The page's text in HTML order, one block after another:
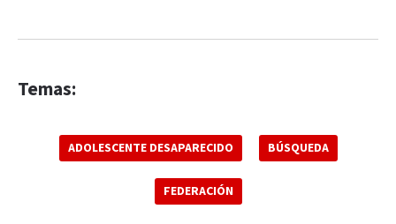
Temas:
ADOLESCENTE DESAPARECIDO BÚSQUEDA
FEDERACIÓN